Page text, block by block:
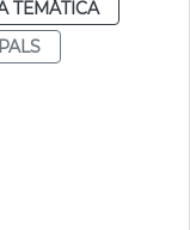
TEMÁTICA